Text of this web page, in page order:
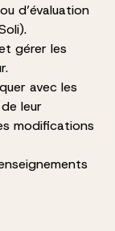
d’évaluation
gérer les
avec les
leur
modifications